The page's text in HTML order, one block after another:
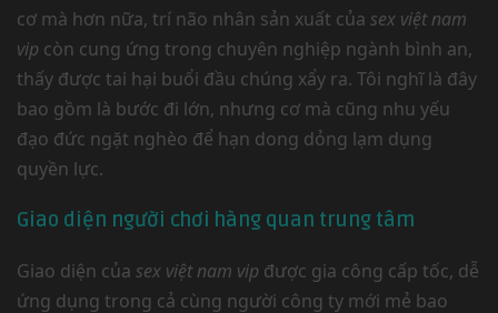
cơ mà hơn nữa, trí não nhân sản xuất của sex việt nam
vip còn cung ứng trong chuyên nghiệp ngành bình an,
thấy được tai hại buổi đầu chúng xẩy ra. Tôi nghĩ là đây
bao gồm là bước đi lớn, nhưng cơ mà cũng nhu yếu
đạo đức ngặt nghèo để hạn dong dỏng lạm dụng
quyền lực.
Giao diện người chơi hàng quan trung tâm
Giao diện của sex việt nam vip được gia công cấp tốc, dễ
ứng dụng trong cả cùng người công ty mới mẻ bao